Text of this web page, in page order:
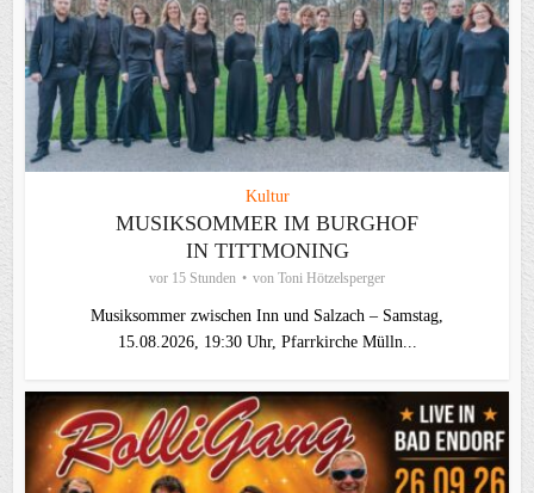
Kultur
MUSIKSOMMER IM BURGHOF
IN TITTMONING
vor 15 Stunden von Toni Hötzelsperger
Musiksommer zwischen Inn und Salzach – Samstag,
15.08.2026, 19:30 Uhr, Pfarrkirche Mülln...